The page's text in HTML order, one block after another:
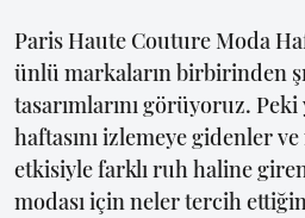
Paris Haute Couture Moda
ünlü markaların birbirinden
tasarımlarını görüyoruz.
haftasını izlemeye gidenler ve
etkisiyle farklı ruh haline
modası için neler tercih